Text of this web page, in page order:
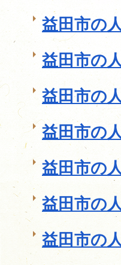
益田市の
益田市の
益田市の
益田市の
益田市の
益田市の
益田市の